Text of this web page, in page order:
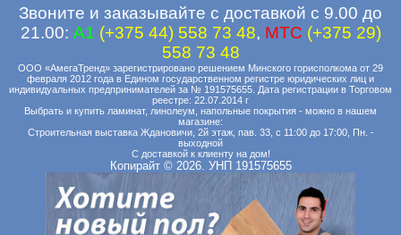
Звоните и заказывайте с доставкой с 9.00 до
21.00: A1 (+375 44) 558 73 48, MTC (+375 29)
558 73 48
ООО «АмегаТренд» зарегистрировано решением Минского горисполкома от 29
февраля 2012 года в Едином государственном регистре юридических лиц и
индивидуальных предпринимателей за № 191575655. Дата регистрации в Торговом
реестре: 22.07.2014 г
Выбрать и купить ламинат, линолеум, напольные покрытия - можно в нашем
магазине:
Строительная выставка Ждановичи, 2й этаж, пав. 33, с 11:00 до 17:00, Пн. -
выходной
С доставкой к клиенту на дом!
Копирайт © 2026. УНП 191575655